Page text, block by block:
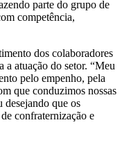
parte do grupo de
competência,
dos colaboradores
a atuação do setor. “Meu
pelo empenho, pela
que conduzimos nossas
desejando que os
confraternização e